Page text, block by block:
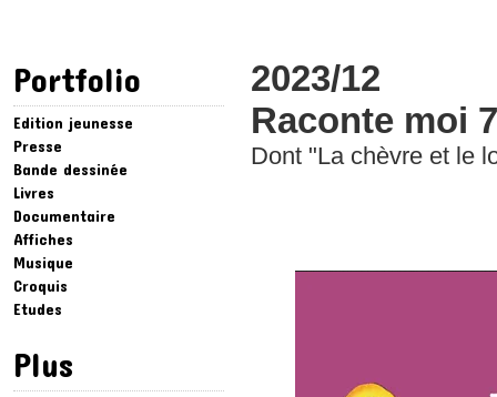
Portfolio
Edition jeunesse
Presse
Bande dessinée
Livres
Documentaire
Affiches
Musique
Croquis
Etudes
Plus
2023/12
Raconte moi
Dont "La chèvre et le